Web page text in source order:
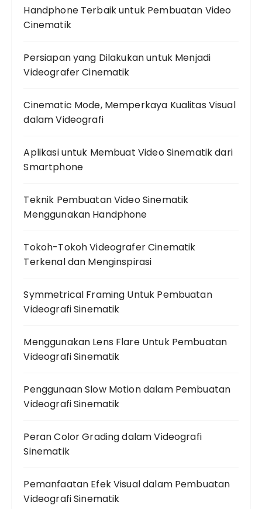
Handphone Terbaik untuk Pembuatan Video
Cinematik
Persiapan yang Dilakukan untuk Menjadi
Videografer Cinematik
Cinematic Mode, Memperkaya Kualitas Visual
dalam Videografi
Aplikasi untuk Membuat Video Sinematik dari
Smartphone
Teknik Pembuatan Video Sinematik
Menggunakan Handphone
Tokoh-Tokoh Videografer Cinematik
Terkenal dan Menginspirasi
Symmetrical Framing Untuk Pembuatan
Videografi Sinematik
Menggunakan Lens Flare Untuk Pembuatan
Videografi Sinematik
Penggunaan Slow Motion dalam Pembuatan
Videografi Sinematik
Peran Color Grading dalam Videografi
Sinematik
Pemanfaatan Efek Visual dalam Pembuatan
Videografi Sinematik